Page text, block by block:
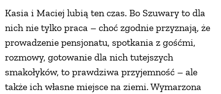
Kasia i Maciej lubią ten czas. Bo Szuwary to dla
nich nie tylko praca – choć zgodnie przyznają, że
prowadzenie pensjonatu, spotkania z gośćmi,
rozmowy, gotowanie dla nich tutejszych
smakołyków, to prawdziwa przyjemność – ale
także ich własne miejsce na ziemi. Wymarzona